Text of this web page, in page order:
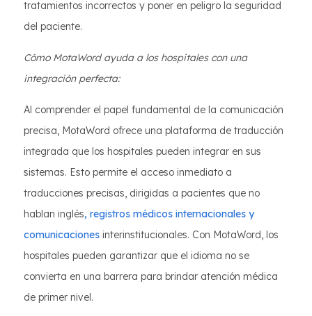
tratamientos incorrectos y poner en peligro la seguridad
del paciente.
Cómo MotaWord ayuda a los hospitales con una
integración perfecta:
Al comprender el papel fundamental de la comunicación
precisa, MotaWord ofrece una plataforma de traducción
integrada que los hospitales pueden integrar en sus
sistemas. Esto permite el acceso inmediato a
traducciones precisas, dirigidas a pacientes que no
hablan inglés, registros médicos internacionales y
comunicaciones interinstitucionales. Con MotaWord, los
hospitales pueden garantizar que el idioma no se
convierta en una barrera para brindar atención médica
de primer nivel.